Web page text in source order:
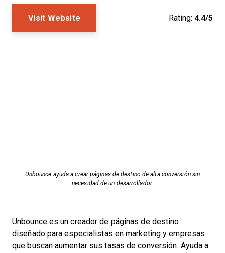
Visit Website Rating: 4.4/5
Unbounce ayuda a crear páginas de destino de alta conversión sin
necesidad de un desarrollador.
Unbounce es un creador de páginas de destino
diseñado para especialistas en marketing y empresas
que buscan aumentar sus tasas de conversión. Ayuda a